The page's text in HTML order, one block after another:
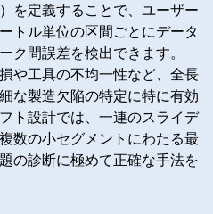
を定義することで、ユーザー
トル単位の区間ごとにデータ
ク間誤差を検出できます。
や工具の不均一性など、全長
な製造欠陥の特定に特に有効
ト設計では、一連のスライデ
数の小セグメントにわたる最
の診断に極めて正確な手法を